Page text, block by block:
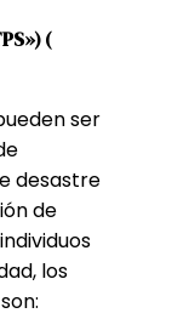
(
ser
desastre
de
los